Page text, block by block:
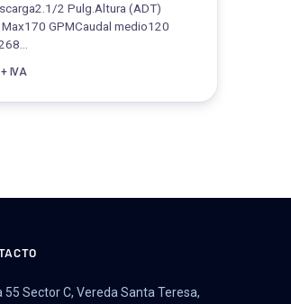
2 Pulg.Altura (ADT)
GPMCaudal medio120
+ IVA
55 Sector C, Vereda Santa Teresa,